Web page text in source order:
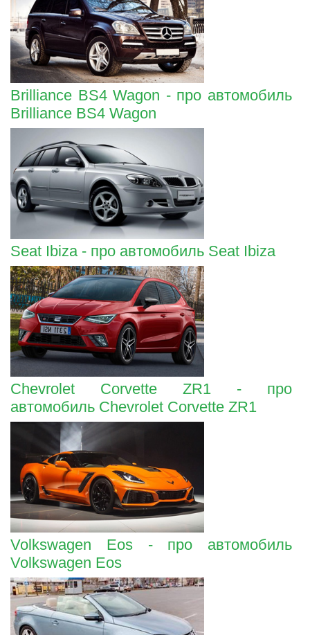
Brilliance BS4 Wagon - про автомобиль
Brilliance BS4 Wagon
Seat Ibiza - про автомобиль Seat Ibiza
Chevrolet Corvette ZR1 - про
автомобиль Chevrolet Corvette ZR1
Volkswagen Eos - про автомобиль
Volkswagen Eos